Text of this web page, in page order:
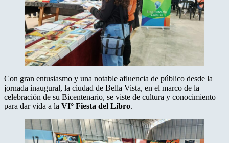
Con gran entusiasmo y una notable afluencia de público desde la
jornada inaugural, la ciudad de Bella Vista, en el marco de la
celebración de su Bicentenario, se viste de cultura y conocimiento
para dar vida a la VI° Fiesta del Libro.